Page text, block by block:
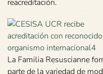
reacreditación.
La Familia Resuscianne
parte de la variedad de